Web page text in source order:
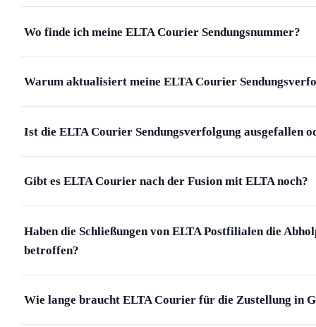
Wo finde ich meine ELTA Courier Sendungsnummer?
Warum aktualisiert meine ELTA Courier
Ist die ELTA Courier Sendungsverfolgung ausgefallen
Gibt es ELTA Courier nach der Fusion mit ELTA noch?
Haben die Schließungen von ELTA Postfilialen die
betroffen?
Wie lange braucht ELTA Courier für die Zustellung in